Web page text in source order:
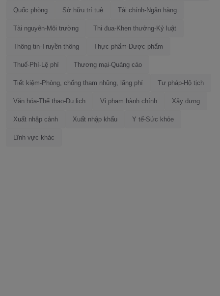
Quốc phòng Sở hữu trí tuệ Tài chính-Ngân hàng
Tài nguyên-Môi trường Thi đua-Khen thưởng-Kỷ luật
Thông tin-Truyền thông Thực phẩm-Dược phẩm
Thuế-Phí-Lệ phí Thương mại-Quảng cáo
Tiết kiệm-Phòng, chống tham nhũng, lãng phí Tư pháp-Hộ tịch
Văn hóa-Thể thao-Du lịch Vi phạm hành chính Xây dựng
Xuất nhập cảnh Xuất nhập khẩu Y tế-Sức khỏe
Lĩnh vực khác